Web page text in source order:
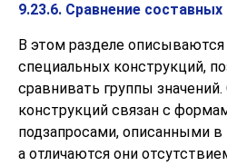
9.23.6. Сравнение составных
В этом разделе описываются
специальных конструкций,
сравнивать группы
конструкций связан с
подзапросами, описанными
а отличаются они